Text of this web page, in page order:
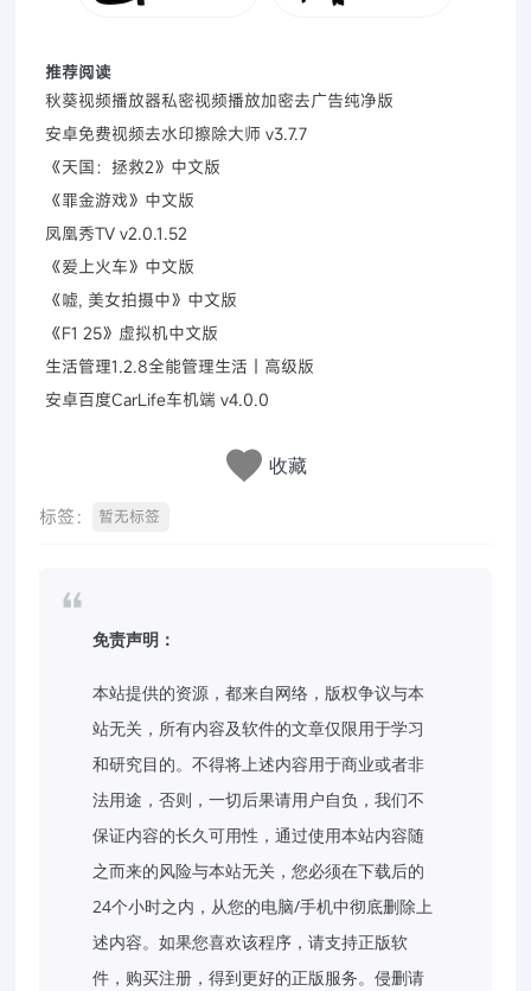
推荐阅读
秋葵视频播放器私密视频播放加密去广告纯净版
安卓免费视频去水印擦除大师 v3.7.7
《天国：拯救2》中文版
《罪金游戏》中文版
凤凰秀TV v2.0.1.52
《爱上火车》中文版
《嘘, 美女拍摄中》中文版
《F1 25》虚拟机中文版
生活管理1.2.8全能管理生活｜高级版
安卓百度CarLife车机端 v4.0.0
收藏
标签： 暂无标签
免责声明：
本站提供的资源，都来自网络，版权争议与本
站无关，所有内容及软件的文章仅限用于学习
和研究目的。不得将上述内容用于商业或者非
法用途，否则，一切后果请用户自负，我们不
保证内容的长久可用性，通过使用本站内容随
之而来的风险与本站无关，您必须在下载后的
24个小时之内，从您的电脑/手机中彻底删除上
述内容。如果您喜欢该程序，请支持正版软
件，购买注册，得到更好的正版服务。侵删请